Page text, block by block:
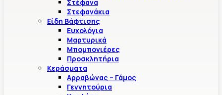
Στέφανα
Στεφανάκια
Είδη Βάφτισης
Ευχολόγια
Μαρτυρικά
Μπομπονιέρες
Προσκλητήρια
Κεράσματα
Αρραβώνας – Γάμος
Γεννητούρια